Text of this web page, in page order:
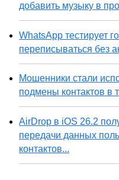
добавить музыку в
WhatsApp тестирует
переписываться без
Мошенники стали
подмены контактов в
AirDrop в iOS 26.2
передачи данных
контактов...